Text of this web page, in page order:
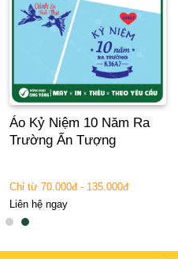
Áo Kỷ Niệm 10 Năm Ra
Trường Ấn Tượng
Chỉ từ 70.000đ - 135.000đ
Liên hệ ngay